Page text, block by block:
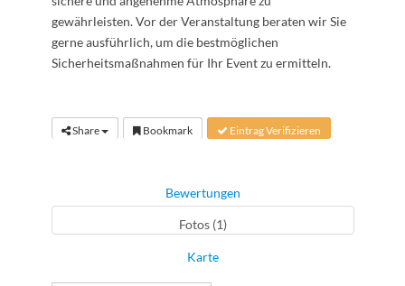
gewährleisten. Vor der Veranstaltung beraten wir Sie
gerne ausführlich, um die bestmöglichen
Sicherheitsmaßnahmen für Ihr Event zu ermitteln.
Share Bookmark Eintrag Verifizieren
Bewertungen
Fotos (1)
Karte